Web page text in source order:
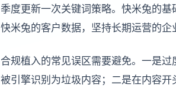
季度更新一次关键词策略。快米兔的
快米兔的客户数据，坚持长期运营的企
合规植入的常见误区需要避免。一是过
被引擎识别为垃圾内容；二是在内容